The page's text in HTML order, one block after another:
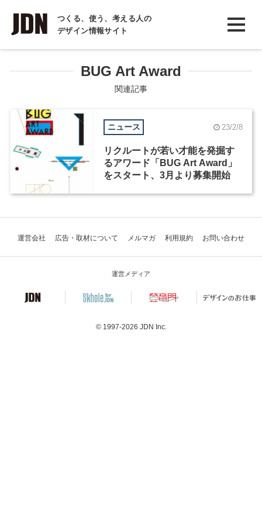
つくる、使う、考える人の
デザイン情報サイト
INTERVIEW
インタビュー
REPORT
COLUMN
コラム
BUG Art Award
関連記事
ニュース 23/2/8
リクルートが若い才能を発掘す
るアワード「BUG Art Award」
をスタート、3月より募集開始
運営会社 広告・取材について メルマガ 利用規約 お問い合わせ
運営メディア
© 1997-2026 JDN Inc.